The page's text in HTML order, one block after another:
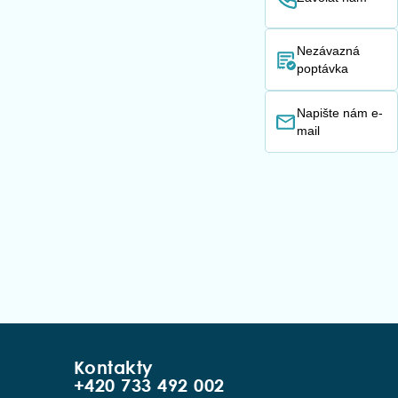
Kontakty
+420 733 492 002
Nezávazná
poptávka
Napište nám e-
mail